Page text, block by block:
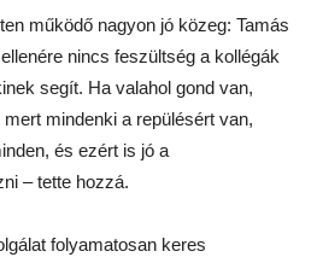
működő nagyon jó közeg: Tamás
nincs feszültség a kollégák
segít. Ha valahol gond van,
mindenki a repülésért van,
és ezért is jó a
– tette hozzá.
folyamatosan keres